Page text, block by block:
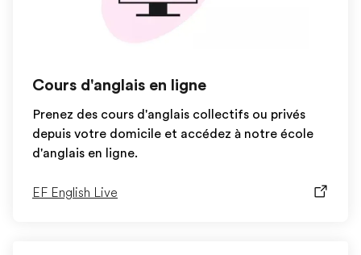
Cours d'anglais en ligne
Prenez des cours d'anglais collectifs ou privés
depuis votre domicile et accédez à notre école
d'anglais en ligne.
EF English Live